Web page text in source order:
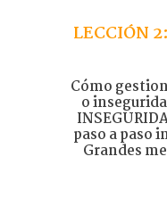
LECCIÓN
Cómo
o
paso a paso
Grandes